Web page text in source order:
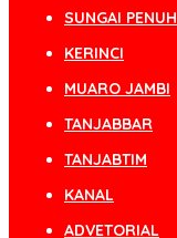
SUNGAI PENUH
KERINCI
MUARO JAMBI
TANJABBAR
TANJABTIM
KANAL
ADVETORIAL